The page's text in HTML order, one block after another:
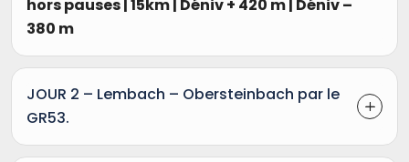
hors pauses | 15km | Déniv + 420 m | Déniv –
380 m
JOUR 2 – Lembach – Obersteinbach par le
GR53.